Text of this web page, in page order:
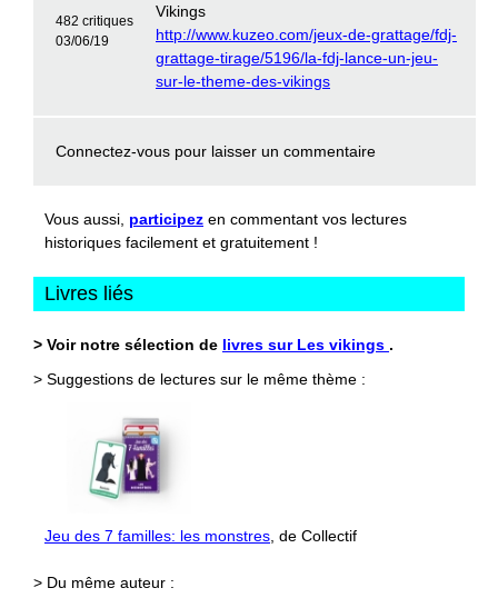
482 critiques
03/06/19
Vikings
http://www.kuzeo.com/jeux-de-grattage/fdj-
grattage-tirage/5196/la-fdj-lance-un-jeu-
sur-le-theme-des-vikings
Connectez-vous pour laisser un commentaire
Vous aussi, participez en commentant vos lectures
historiques facilement et gratuitement !
Livres liés
> Voir notre sélection de livres sur Les vikings .
> Suggestions de lectures sur le même thème :
Jeu des 7 familles: les monstres , de Collectif
> Du même auteur :